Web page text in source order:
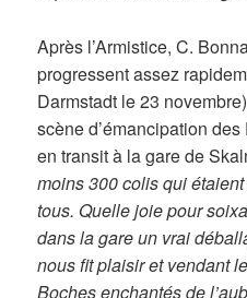
Après l’Armistice, C.
progressent assez
Darmstadt le 23
scène d’émancipation
en transit à la gare de
moins 300 colis qui
tous. Quelle joie pour
dans la gare un vrai
nous fit plaisir et vendant
Boches enchantés de